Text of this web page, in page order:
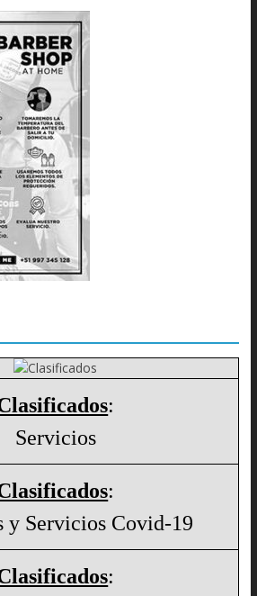
:
Servicios
:
y Servicios Covid-19
: